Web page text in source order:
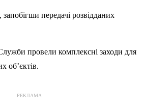
передачі розвідданих
провели комплексні заходи для
об’єктів.
РЕКЛАМА